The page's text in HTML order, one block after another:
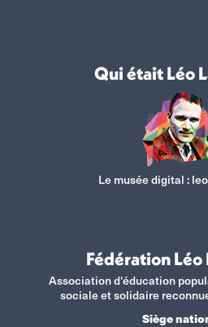
Qui était Léo
Le musée digital :
Fédération Léo
Association d'éducation
sociale et solidaire
Siège